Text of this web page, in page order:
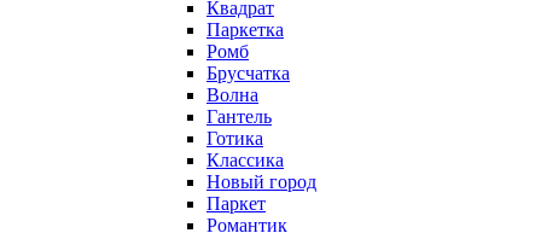
Квадрат
Паркетка
Ромб
Брусчатка
Волна
Гантель
Готика
Классика
Новый город
Паркет
Романтик